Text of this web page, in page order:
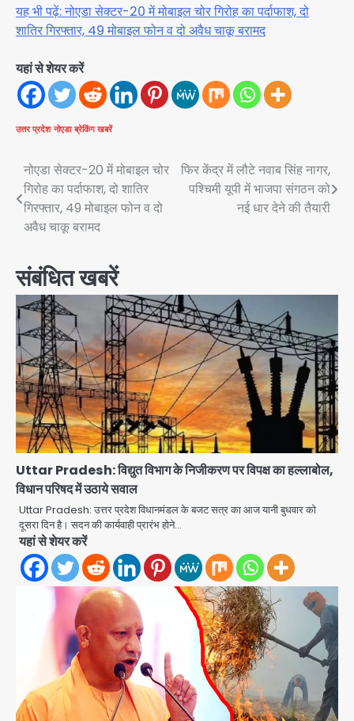
यह भी पढ़ें: नोएडा सेक्टर-20 में मोबाइल चोर गिरोह का पर्दाफाश, दो
शातिर गिरफ्तार, 49 मोबाइल फोन व दो अवैध चाकू बरामद
यहां से शेयर करें
उत्तर प्रदेश नोएडा ब्रेकिंग खबरें
Post
navigation
नोएडा सेक्टर-20 में मोबाइल चोर
गिरोह का पर्दाफाश, दो शातिर
गिरफ्तार, 49 मोबाइल फोन व दो
अवैध चाकू बरामद
फिर केंद्र में लौटे नवाब सिंह नागर,
पश्चिमी यूपी में भाजपा संगठन को
नई धार देने की तैयारी
संबंधित खबरें
Uttar Pradesh: विद्युत विभाग के निजीकरण पर विपक्ष का हल्लाबोल,
विधान परिषद में उठाये सवाल
Uttar Pradesh: उत्तर प्रदेश विधानमंडल के बजट सत्र का आज यानी बुधवार को
दूसरा दिन है। सदन की कार्यवाही प्रारंभ होने…
यहां से शेयर करें
एंटी-बर्गलरी सेल की बड़ी कामयाबी, चोरी के
माल की खरीद-फरोख्त करने वाले गिरोह का
भंडाफोड़
Team JHJ
3
सरकारी भर्ती परीक्षाओं में नकल कराने वाले
अंतरराज्यीय गिरोह का भंडाफोड़, मास्टरमाइंड
समेत 7 गिरफ्तार
Team JHJ